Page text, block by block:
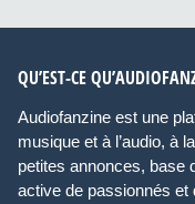
QU’EST-CE
Audiofanzine est une
musique et à l’audio, à
petites annonces, base
active de passionnés et